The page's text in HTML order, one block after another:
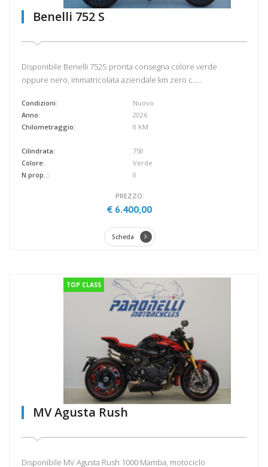
Benelli 752 S
Disponibile Benelli 752S pronta consegna colore verde
oppure nero, immatricolata aziendale km zero c.....
Condizioni:
Anno:
Chilometraggio:
Nuovo
2026
0 KM
Cilindrata:
Colore:
N.prop..:
750
Verde
0
PREZZO:
€ 6.400,00
Scheda
TOP CLASS
MV Agusta Rush
Disponibile MV Agusta Rush 1000 Mamba, motociclo